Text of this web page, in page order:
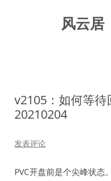
风云
v2105：如何等
20210204
发表评论
PVC开盘前是个尖峰状态